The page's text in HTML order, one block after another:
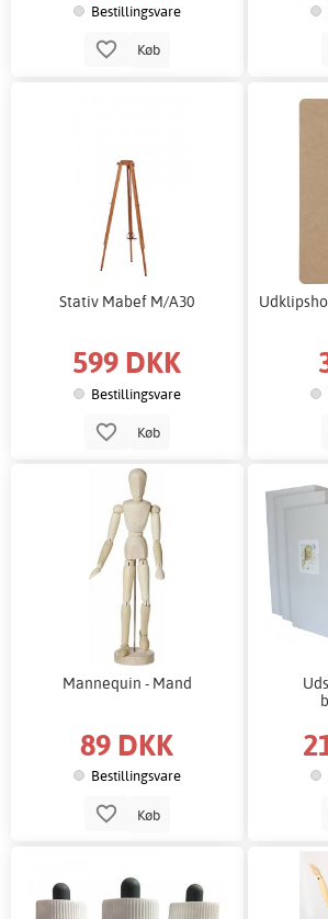
Bestillingsvare
Køb
Stativ Mabef M/A30
599 DKK
Bestillingsvare
Køb
Mannequin - Mand
89 DKK
Bestillingsvare
Køb